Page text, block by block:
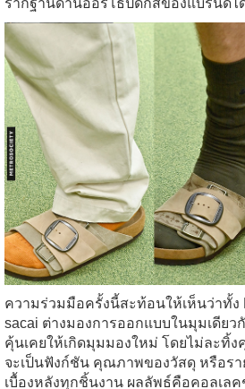
รากฐานด้านออร์โธปิดิกส์ของแบรนด์ไ
ความร่วมมือครั้งนี้สะท้อนให้เห็นว่าทั้ง
sacai ต่างมองการออกแบบในมุมเดีย
คุ้นเคยให้เกิดมุมมองใหม่ โดยไม่ละทิ้
จะเป็นฟังก์ชัน คุณภาพของวัสดุ หรือรา
เบื้องหลังทุกชิ้นงาน ผลลัพธ์คือคอลเล